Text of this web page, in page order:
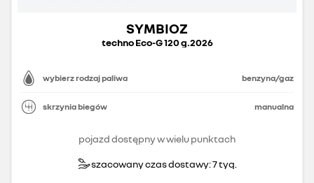
SYMBIOZ
techno Eco-G 120 g.2026
wybierz rodzaj paliwa benzyna/gaz
skrzynia biegów manualna
pojazd dostępny w wielu punktach
szacowany czas dostawy: 7 tyg.